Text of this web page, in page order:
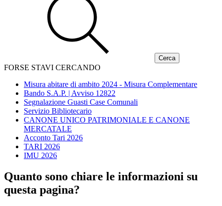
FORSE STAVI CERCANDO
Misura abitare di ambito 2024 - Misura Complementare
Bando S.A.P. | Avviso 12822
Segnalazione Guasti Case Comunali
Servizio Bibliotecario
CANONE UNICO PATRIMONIALE E CANONE
MERCATALE
Acconto Tari 2026
TARI 2026
IMU 2026
Quanto sono chiare le informazioni su
questa pagina?